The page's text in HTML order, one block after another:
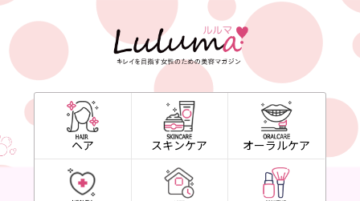
ヘア スキンケア オーラルケア